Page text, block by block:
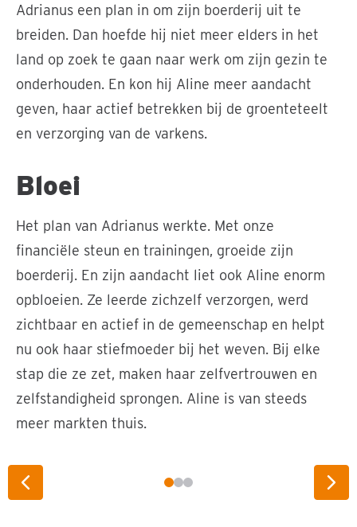
Adrianus een plan in om zijn boerderij uit te
breiden. Dan hoefde hij niet meer elders in het
land op zoek te gaan naar werk om zijn gezin te
onderhouden. En kon hij Aline meer aandacht
geven, haar actief betrekken bij de groenteteelt
en verzorging van de varkens.
Bloei
Het plan van Adrianus werkte. Met onze
financiële steun en trainingen, groeide zijn
boerderij. En zijn aandacht liet ook Aline enorm
opbloeien. Ze leerde zichzelf verzorgen, werd
zichtbaar en actief in de gemeenschap en helpt
nu ook haar stiefmoeder bij het weven. Bij elke
stap die ze zet, maken haar zelfvertrouwen en
zelfstandigheid sprongen. Aline is van steeds
meer markten thuis.
Aan de zijde van haar vader groeit het zelfvertrouwen
Vorige slide